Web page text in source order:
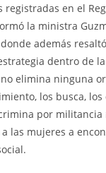
en el
la ministra
además
dentro de
elimina ninguna
los busca, los
por
las mujeres a